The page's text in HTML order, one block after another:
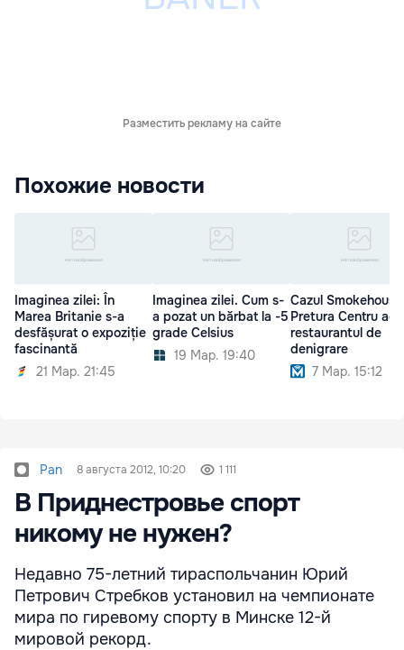
Разместить рекламу на сайте
Похожие новости
Imaginea zilei: În
Marea Britanie s-a
desfășurat o expoziție
fascinantă
21 Мар. 21:45
Imaginea zilei. Cum s-
a pozat un bărbat la -5
grade Celsius
19 Мар. 19:40
Cazul
Pretura Centru
restaurantul de
denigrare
7 Мар. 15:12
Pan 8 августа 2012, 10:20 1 111
В Приднестровье спорт
никому не нужен?
Недавно 75-летний тираспольчанин Юрий
Петрович Стребков установил на чемпионате
мира по гиревому спорту в Минске 12-й
мировой рекорд.